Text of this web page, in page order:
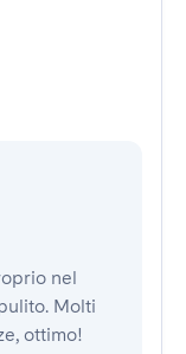
nel
Molti
ottimo!